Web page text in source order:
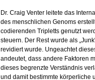
Dr. Craig Venter leitete das
des menschlichen Genoms
codierenden Tripletts genutzt
steuern. Der Rest wurde als
revidiert wurde. Ungeachtet
andeutet, dass andere Faktoren
dieses begrenzte Verständnis
und damit bestimmte körperliche